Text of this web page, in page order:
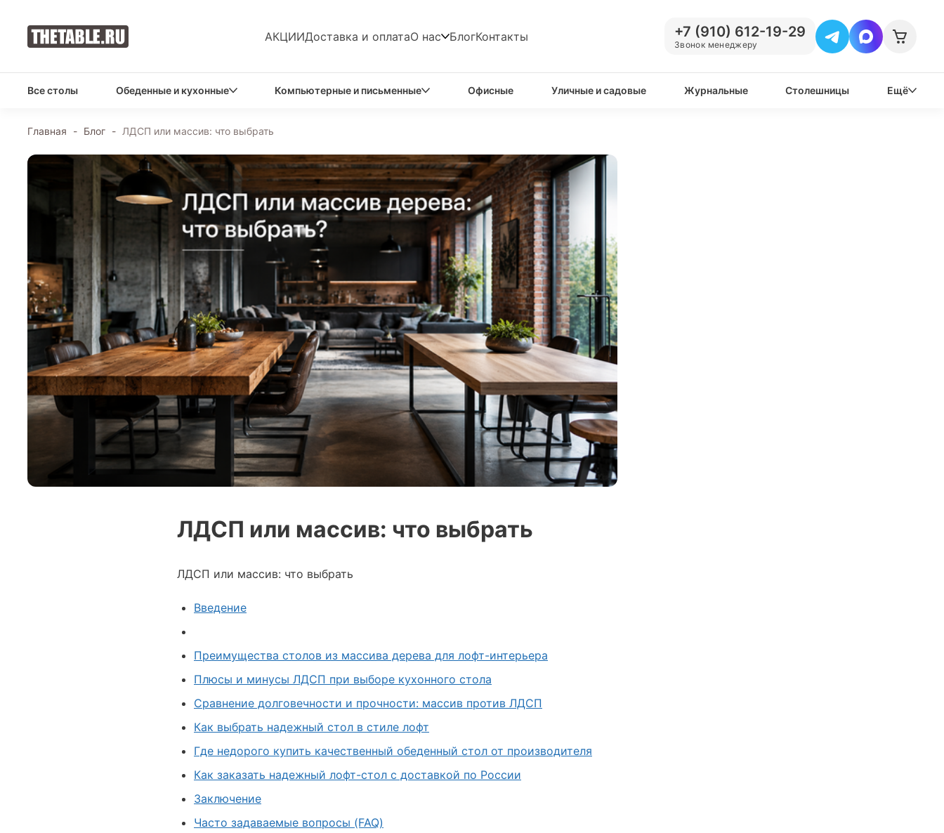
АКЦИИДоставка и оплатаО нас БлогКонтакты +7 (910) 612-19-29
Звонок менеджеру
Все столы Обеденные и кухонные Компьютерные и письменные Офисные Уличные и садовые Журнальные Столешницы Ещё
Главная - Блог - ЛДСП или массив: что выбрать
ЛДСП или массив: что выбрать
ЛДСП или массив: что выбрать
Введение
Преимущества столов из массива дерева для лофт-интерьера
Плюсы и минусы ЛДСП при выборе кухонного стола
Сравнение долговечности и прочности: массив против ЛДСП
Как выбрать надежный стол в стиле лофт
Где недорого купить качественный обеденный стол от производителя
Как заказать надежный лофт-стол с доставкой по России
Заключение
Часто задаваемые вопросы (FAQ)